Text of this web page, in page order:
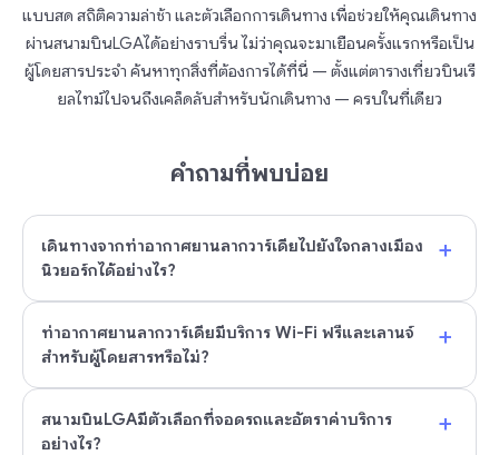
แบบสด สถิติความล่าช้า และตัวเลือกการเดินทาง เพื่อช่วยให้คุณเดินทาง
ผ่านสนามบินLGAได้อย่างราบรื่น ไม่ว่าคุณจะมาเยือนครั้งแรกหรือเป็น
ผู้โดยสารประจำ ค้นหาทุกสิ่งที่ต้องการได้ที่นี่ — ตั้งแต่ตารางเที่ยวบินเรี
ยลไทม์ไปจนถึงเคล็ดลับสำหรับนักเดินทาง — ครบในที่เดียว
คำถามที่พบบ่อย
เดินทางจากท่าอากาศยานลากวาร์เดียไปยังใจกลางเมือง
นิวยอร์กได้อย่างไร?
+
ท่าอากาศยานลากวาร์เดียมีบริการ Wi-Fi ฟรีและเลานจ์
สำหรับผู้โดยสารหรือไม่?
+
สนามบินLGAมีตัวเลือกที่จอดรถและอัตราค่าบริการ
อย่างไร?
+